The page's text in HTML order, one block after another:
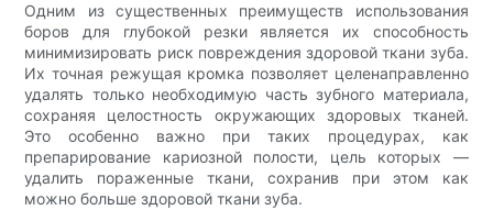
Одним из существенных преимуществ использования
боров для глубокой резки является их способность
минимизировать риск повреждения здоровой ткани зуба.
Их точная режущая кромка позволяет целенаправленно
удалять только необходимую часть зубного материала,
сохраняя целостность окружающих здоровых тканей.
Это особенно важно при таких процедурах, как
препарирование кариозной полости, цель которых —
удалить пораженные ткани, сохранив при этом как
можно больше здоровой ткани зуба.